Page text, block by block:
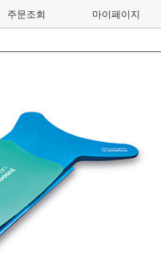
주문조회 마이페이지